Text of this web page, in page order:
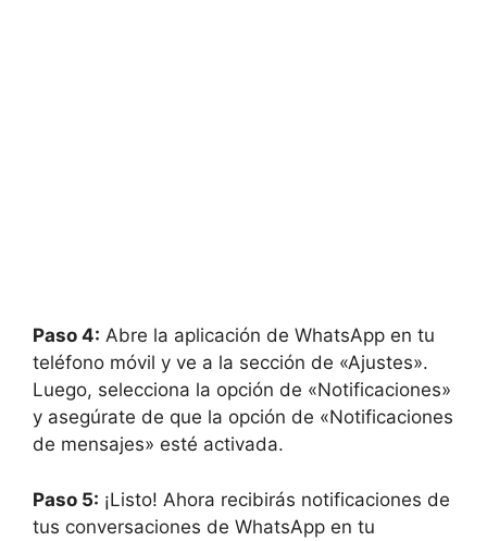
Paso 4: Abre la aplicación de WhatsApp en tu
teléfono móvil y ve a la sección de «Ajustes».
Luego, selecciona la opción de «Notificaciones»
y asegúrate de que la opción de «Notificaciones
de mensajes» esté activada.
Paso 5: ¡Listo! Ahora recibirás notificaciones de
tus conversaciones de WhatsApp en tu